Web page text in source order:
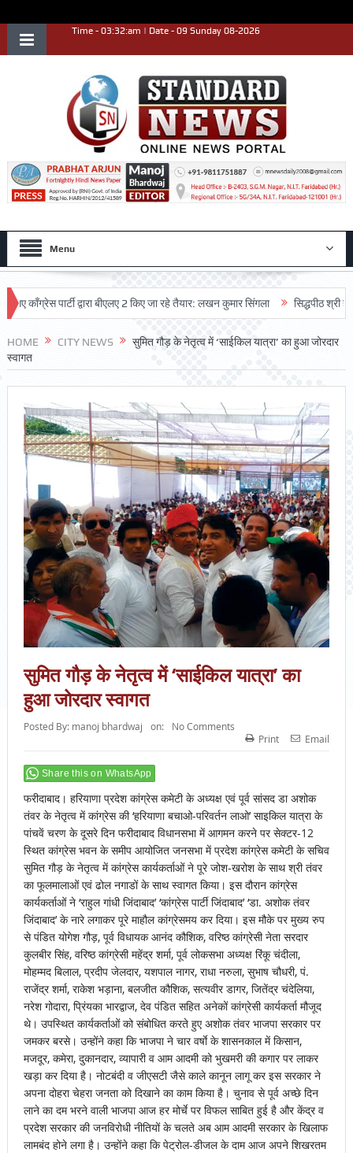
Time - 03:32:am | Date - 09 Sunday 08-2026
Menu
पार्टी द्वारा बीएलए 2 किए जा रहे तैयार: लखन कुमार सिंगला सिद्धपीठ श्री हनुमान
HOME CITY NEWS
सुमित गौड़ के नेतृत्व में ‘साईकिल यात्रा’ का हुआ जोरदार
स्वागत
सुमित गौड़ के नेतृत्व में ‘साईकिल यात्रा’ का
हुआ जोरदार स्वागत
Posted By: manoj bhardwaj on:
No Comments
Print
Email
Share this on WhatsApp
फरीदाबाद। हरियाणा प्रदेश कांग्रेस कमेटी के अध्यक्ष एवं पूर्व सांसद डा अशोक
तंवर के नेतृत्व में कांग्रेस की ‘हरियाणा बचाओ-परिवर्तन लाओ’ साइकिल यात्रा के
पांचवें चरण के दूसरे दिन फरीदाबाद विधानसभा में आगमन करने पर सेक्टर-12
स्थित कांग्रेस भवन के समीप आयोजित जनसभा में प्रदेश कांग्रेस कमेटी के सचिव
सुमित गौड़ के नेतृत्व में कांग्रेस कार्यकर्ताओं ने पूरे जोश-खरोश के साथ श्री तंवर
का फूलमालाओं एवं ढोल नगाडों के साथ स्वागत किया। इस दौरान कांग्रेस
कार्यकर्ताओं ने ‘राहुल गांधी जिंदाबाद’ ‘कांग्रेस पार्टी जिंदाबाद’ ‘डा. अशोक तंवर
जिंदाबाद’ के नारे लगाकर पूरे माहौल कांग्रेसमय कर दिया। इस मौके पर मुख्य रुप
से पंडित योगेश गौड़, पूर्व विधायक आनंद कौशिक, वरिष्ठ कांग्रेसी नेता सरदार
कुलबीर सिंह, वरिष्ठ कांग्रेसी महेंद्र शर्मा, पूर्व लोकसभा अध्यक्ष रिंकू चंदीला,
मोहम्मद बिलाल, प्रदीप जेलदार, यशपाल नागर, राधा नरुला, सुभाष चौधरी, पं.
राजेंद्र शर्मा, राकेश भड़ाना, बलजीत कौशिक, सत्यवीर डागर, जितेंद्र चंदेलिया,
नरेश गोदारा, प्रिंयका भारद्वाज, देव पंडित सहित अनेकों कांग्रेसी कार्यकर्ता मौजूद
थे। उपस्थित कार्यकर्ताओं को संबोधित करते हुए अशोक तंवर भाजपा सरकार पर
जमकर बरसे। उन्होंने कहा कि भाजपा ने चार वर्षाे के शासनकाल में किसान,
मजदूर, कमेरा, दुकानदार, व्यापारी व आम आदमी को भुखमरी की कगार पर लाकर
खड़ा कर दिया है। नोटबंदी व जीएसटी जैसे काले कानून लागू कर इस सरकार ने
अपना दोहरा चेहरा जनता को दिखाने का काम किया है। चुनाव से पूर्व अच्छे दिन
लाने का दम भरने वाली भाजपा आज हर मोर्चे पर विफल साबित हुई है और केंद्र व
प्रदेश सरकार की जनविरोधी नीतियों के चलते अब आम आदमी सरकार के खिलाफ
लामबंद होने लगा है। उन्होंने कहा कि पेट्रोल-डीजल के दाम आज अपने शिखरतम